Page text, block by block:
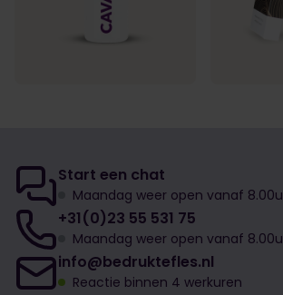
Start een chat
Maandag weer open vanaf 8.00u
+31(0)23 55 531 75
Maandag weer open vanaf 8.00u
info@bedruktefles.nl
Reactie binnen 4 werkuren